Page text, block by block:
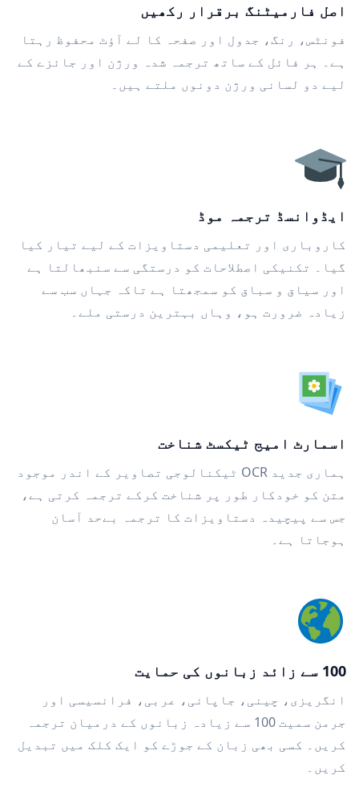
اصل فارمیٹنگ برقرار رکھیں
فونٹس، رنگ، جدول اور صفحہ کا لے آؤٹ محفوظ رہتا
ہے۔ ہر فائل کے ساتھ ترجمہ شدہ ورژن اور جائزے کے
لیے دو لسانی ورژن دونوں ملتے ہیں۔
ایڈوانسڈ ترجمہ موڈ
کاروباری اور تعلیمی دستاویزات کے لیے تیار کیا
گیا۔ تکنیکی اصطلاحات کو درستگی سے سنبھالتا ہے
اور سیاق و سباق کو سمجھتا ہے تاکہ جہاں سب سے
زیادہ ضرورت ہو، وہاں بہترین درستی ملے۔
اسمارٹ امیج ٹیکسٹ شناخت
ہماری جدید OCR ٹیکنالوجی تصاویر کے اندر موجود
متن کو خودکار طور پر شناخت کرکے ترجمہ کرتی ہے،
جس سے پیچیدہ دستاویزات کا ترجمہ بےحد آسان
ہوجاتا ہے۔
100 سے زائد زبانوں کی حمایت
انگریزی، چینی، جاپانی، عربی، فرانسیسی اور
جرمن سمیت 100 سے زیادہ زبانوں کے درمیان ترجمہ
کریں۔ کسی بھی زبان کے جوڑے کو ایک کلک میں تبدیل
کریں۔